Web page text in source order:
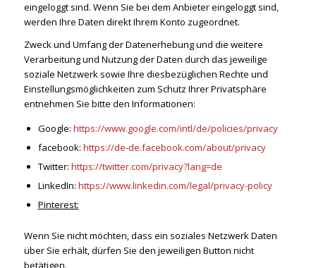
eingeloggt sind. Wenn Sie bei dem Anbieter eingeloggt sind,
werden Ihre Daten direkt Ihrem Konto zugeordnet.
Zweck und Umfang der Datenerhebung und die weitere
Verarbeitung und Nutzung der Daten durch das jeweilige
soziale Netzwerk sowie Ihre diesbezüglichen Rechte und
Einstellungsmöglichkeiten zum Schutz Ihrer Privatsphäre
entnehmen Sie bitte den Informationen:
Google: https://www.google.com/intl/de/policies/privacy
facebook: https://de-de.facebook.com/about/privacy
Twitter: https://twitter.com/privacy?lang=de
LinkedIn: https://www.linkedin.com/legal/privacy-policy
Pinterest:
Wenn Sie nicht möchten, dass ein soziales Netzwerk Daten
über Sie erhält, dürfen Sie den jeweiligen Button nicht